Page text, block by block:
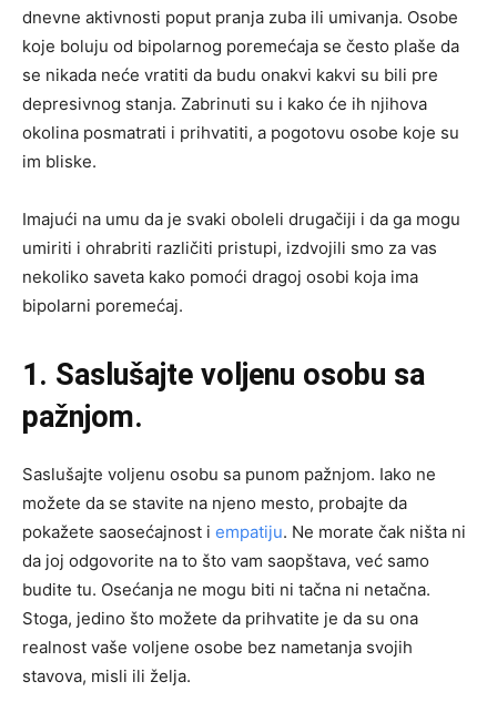
dnevne aktivnosti poput pranja zuba ili umivanja. Osobe
koje boluju od bipolarnog poremećaja se često plaše da
se nikada neće vratiti da budu onakvi kakvi su bili pre
depresivnog stanja. Zabrinuti su i kako će ih njihova
okolina posmatrati i prihvatiti, a pogotovu osobe koje su
im bliske.
Imajući na umu da je svaki oboleli drugačiji i da ga mogu
umiriti i ohrabriti različiti pristupi, izdvojili smo za vas
nekoliko saveta kako pomoći dragoj osobi koja ima
bipolarni poremećaj.
1. Saslušajte voljenu osobu sa
pažnjom.
Saslušajte voljenu osobu sa punom pažnjom. Iako ne
možete da se stavite na njeno mesto, probajte da
pokažete saosećajnost i empatiju. Ne morate čak ništa ni
da joj odgovorite na to što vam saopštava, već samo
budite tu. Osećanja ne mogu biti ni tačna ni netačna.
Stoga, jedino što možete da prihvatite je da su ona
realnost vaše voljene osobe bez nametanja svojih
stavova, misli ili želja.